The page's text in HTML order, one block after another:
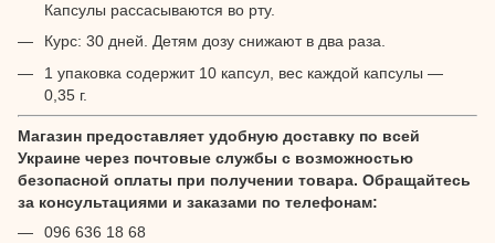
Капсулы рассасываются во рту.
Курс: 30 дней. Детям дозу снижают в два раза.
1 упаковка содержит 10 капсул, вес каждой капсулы —
0,35 г.
Магазин предоставляет удобную доставку по всей
Украине через почтовые службы с возможностью
безопасной оплаты при получении товара. Обращайтесь
за консультациями и заказами по телефонам:
096 636 18 68